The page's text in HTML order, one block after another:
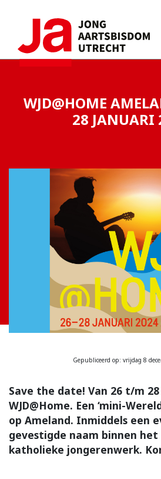
WJD@HOME
28 JANUARI
Gepubliceerd op: vrijdag 8
Save the date! Van 26 t/m
WJD@Home. Een ‘mini-
op Ameland. Inmiddels een
gevestigde naam binnen
katholieke jongerenwerk.